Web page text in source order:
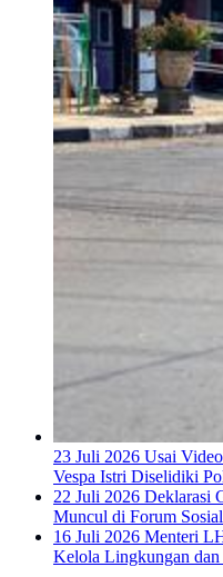
23 Juli 2026 Usai
Vespa Istri Diselidiki
22 Juli 2026 Deklarasi
Muncul di Forum
16 Juli 2026 Menteri
Kelola Lingkungan dan